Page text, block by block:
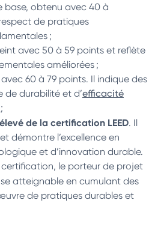
base, obtenu avec 40 à
de pratiques
;
avec 50 à 59 points et reflète
améliorées ;
60 à 79 points. Il indique des
de durabilité et d’efficacité
;
de la certification LEED. Il
démontre l’excellence en
et d’innovation durable.
certification, le porteur de projet
atteignable en cumulant des
de pratiques durables et